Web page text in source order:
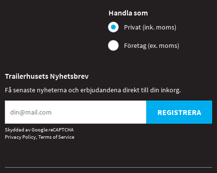
Handla som
Privat (ink. moms)
Företag (ex. moms)
Trailerhusets Nyhetsbrev
Få senaste nyheterna och erbjudandena direkt till din inkorg.
REGISTRERA
Skyddad av Google reCAPTCHA
Privacy Policy, Terms of Service